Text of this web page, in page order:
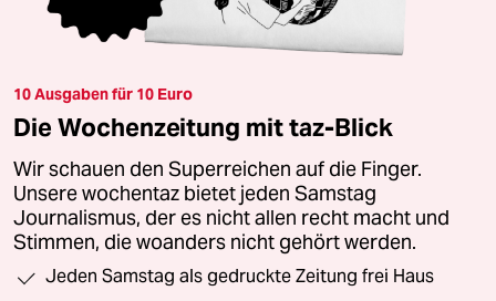
10 Ausgaben für 10 Euro
Die Wochenzeitung mit taz-Blick
Wir schauen den Superreichen auf die Finger.
Unsere wochentaz bietet jeden Samstag
Journalismus, der es nicht allen recht macht und
Stimmen, die woanders nicht gehört werden.
Jeden Samstag als gedruckte Zeitung frei Haus